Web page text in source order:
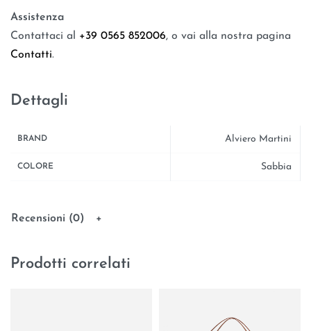
Assistenza
Contattaci al +39 0565 852006, o vai alla nostra pagina
Contatti.
Dettagli
BRAND Alviero Martini
COLORE Sabbia
Recensioni (0)
Prodotti correlati